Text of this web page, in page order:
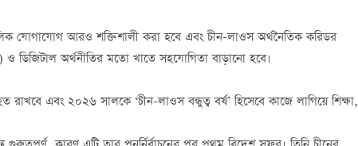
যোগাযোগ আরও শক্তিশালী করা হবে এবং চীন-লাওস অর্থনৈতিক করিডর
ও ডিজিটাল অর্থনীতির মতো খাতে সহযোগিতা বাড়ানো হবে।
এবং ২০২৬ সালকে ‘চীন-লাওস বন্ধুত্ব বর্ষ’ হিসেবে কাজে লাগিয়ে শিক্ষা,